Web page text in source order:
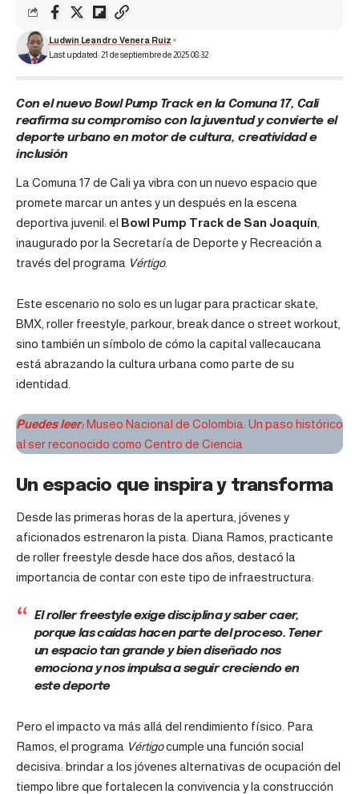
Last updated: 21 de septiembre de 2025 08:32
Ludwin Leandro Venera Ruiz
Con el nuevo Bowl Pump Track en la Comuna 17, Cali
reafirma su compromiso con la juventud y convierte el
deporte urbano en motor de cultura, creatividad e
inclusión
La Comuna 17 de Cali ya vibra con un nuevo espacio que
promete marcar un antes y un después en la escena
deportiva juvenil: el Bowl Pump Track de San Joaquín,
inaugurado por la Secretaría de Deporte y Recreación a
través del programa Vértigo.
Este escenario no solo es un lugar para practicar skate,
BMX, roller freestyle, parkour, break dance o street workout,
sino también un símbolo de cómo la capital vallecaucana
está abrazando la cultura urbana como parte de su
identidad.
Puedes leer: Museo Nacional de Colombia: Un paso histórico
al ser reconocido como Centro de Ciencia
Un espacio que inspira y transforma
Desde las primeras horas de la apertura, jóvenes y
aficionados estrenaron la pista. Diana Ramos, practicante
de roller freestyle desde hace dos años, destacó la
importancia de contar con este tipo de infraestructura:
El roller freestyle exige disciplina y saber caer,
porque las caídas hacen parte del proceso. Tener
un espacio tan grande y bien diseñado nos
emociona y nos impulsa a seguir creciendo en
este deporte
Pero el impacto va más allá del rendimiento físico. Para
Ramos, el programa Vértigocumple una función social
decisiva: brindar a los jóvenes alternativas de ocupación del
tiempo libre que fortalecen la convivencia y la construcción